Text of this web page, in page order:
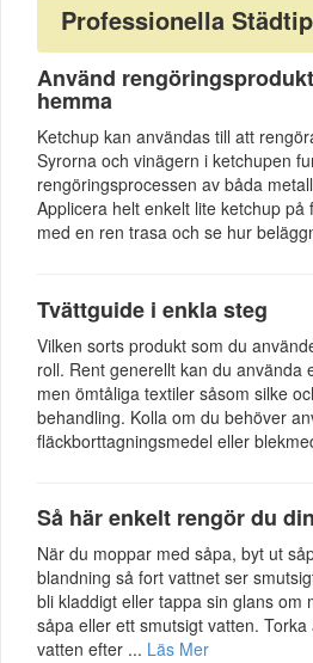
Professionella
Använd
hemma
Ketchup kan användas till att
Syrorna och vinägern i ketchupen
rengöringsprocessen av båda
Applicera helt enkelt lite ketchup på
med en ren trasa och se hur
Tvättguide i enkla steg
Vilken sorts produkt som du
roll. Rent generellt kan du använda
men ömtåliga textiler såsom silke
behandling. Kolla om du behöver
fläckborttagningsmedel eller
Så här enkelt rengör du
När du moppar med såpa, byt ut
blandning så fort vattnet ser
bli kladdigt eller tappa sin glans om
såpa eller ett smutsigt vatten.
vatten efter ... Läs Mer